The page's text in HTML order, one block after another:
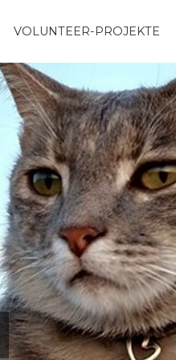
VOLUNTEER-PROJEKTE